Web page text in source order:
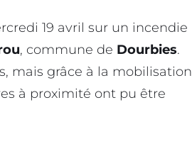
19 avril sur un incendie
, commune de Dourbies.
mais grâce à la mobilisation
à proximité ont pu être